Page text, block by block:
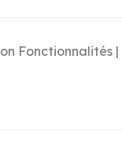
Fonctionnalités |